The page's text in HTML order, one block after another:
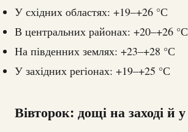
У східних областях: +19–+26 °С
В центральних районах: +20–+26 °С
На південних землях: +23–+28 °С
У західних регіонах: +19–+25 °С
Вівторок: дощі на заході й